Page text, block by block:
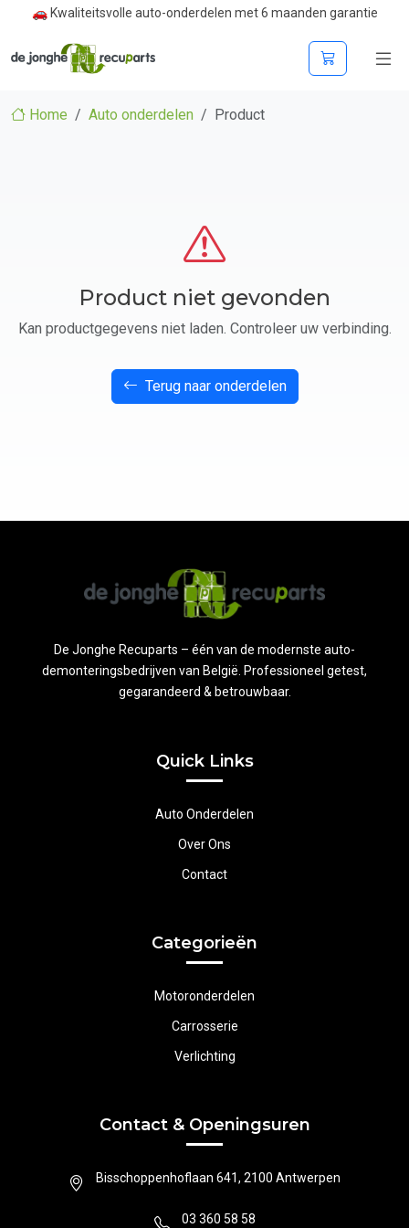
🚗 Kwaliteitsvolle auto-onderdelen met 6 maanden garantie
Home Auto onderdelen Product
Product niet gevonden
Kan productgegevens niet laden. Controleer uw verbinding.
Terug naar onderdelen
De Jonghe Recuparts – één van de modernste auto-
demonteringsbedrijven van België. Professioneel getest,
gegarandeerd & betrouwbaar.
Quick Links
Auto Onderdelen
Over Ons
Contact
Categorieën
Motoronderdelen
Carrosserie
Verlichting
Contact & Openingsuren
Bisschoppenhoflaan 641, 2100 Antwerpen
03 360 58 58